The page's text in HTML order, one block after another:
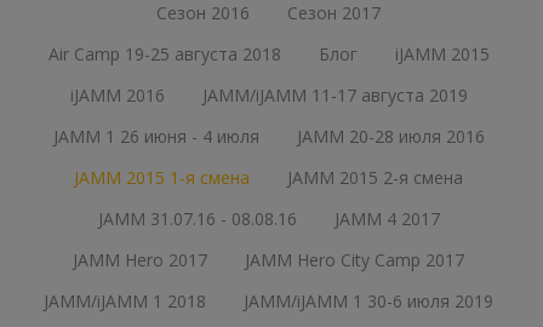
Сезон 2016
Сезон 2017
Air Camp 19-25 августа 2018
Блог
iJAMM 2015
iJAMM 2016
JAMM/iJAMM 11-17 августа 2019
JAMM 1 26 июня - 4 июля
JAMM 20-28 июля 2016
JAMM 2015 1-я смена
JAMM 2015 2-я смена
JAMM 31.07.16 - 08.08.16
JAMM 4 2017
JAMM Hero 2017
JAMM Hero City Camp 2017
JAMM/iJAMM 1 2018
JAMM/iJAMM 1 30-6 июля 2019